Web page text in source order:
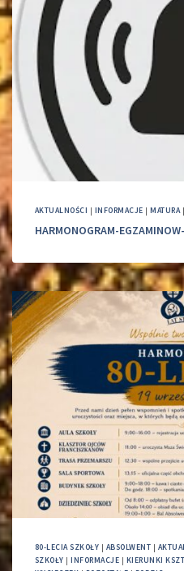
AKTUALNOŚCI | INFORMACJE |MATURA|
HARMONOGRAM-
80-LECIA SZKOŁY | ABSOLWENT |
SZKOŁY |INFORMACJE | KIERUNKI